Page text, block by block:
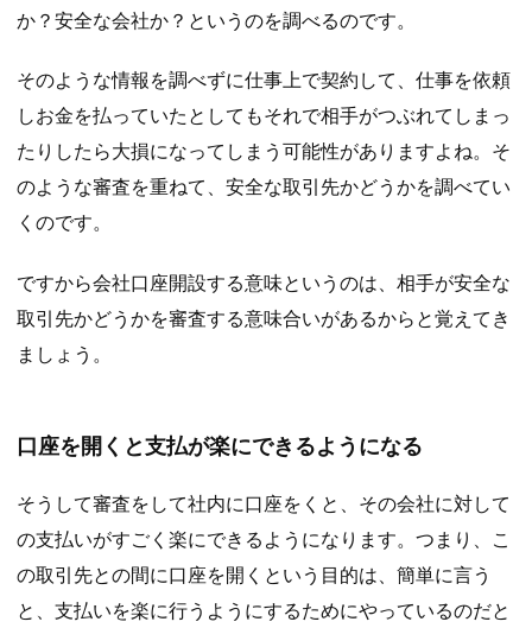
か？安全な会社か？というのを調べるのです。
そのような情報を調べずに仕事上で契約して、仕事を依頼
しお金を払っていたとしてもそれで相手がつぶれてしまっ
たりしたら大損になってしまう可能性がありますよね。そ
のような審査を重ねて、安全な取引先かどうかを調べてい
くのです。
ですから会社口座開設する意味というのは、相手が安全な
取引先かどうかを審査する意味合いがあるからと覚えてき
ましょう。
口座を開くと支払が楽にできるようになる
そうして審査をして社内に口座をくと、その会社に対して
の支払いがすごく楽にできるようになります。つまり、こ
の取引先との間に口座を開くという目的は、簡単に言う
と、支払いを楽に行うようにするためにやっているのだと